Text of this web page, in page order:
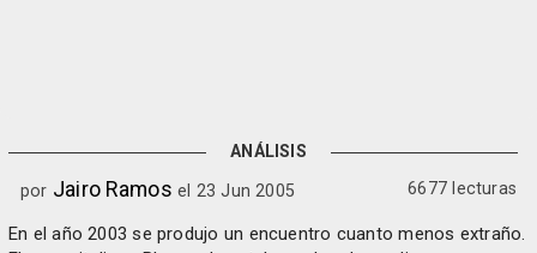
ANÁLISIS
por Jairo Ramos el 23 Jun 2005 6677 lecturas
En el año 2003 se produjo un encuentro cuanto menos extraño.